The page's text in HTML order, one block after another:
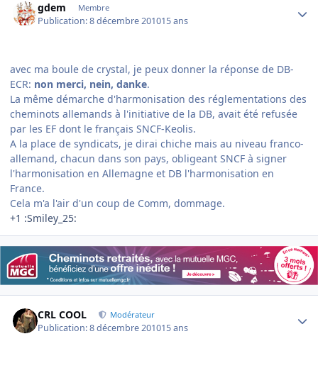
gdem Membre
Publication:8 décembre 201015 ans
avec ma boule de crystal, je peux donner la réponse de DB-
ECR: non merci, nein, danke.
La même démarche d'harmonisation des réglementations des
cheminots allemands à l'initiative de la DB, avait été refusée
par les EF dont le français SNCF-Keolis.
A la place de syndicats, je dirai chiche mais au niveau franco-
allemand, chacun dans son pays, obligeant SNCF à signer
l'harmonisation en Allemagne et DB l'harmonisation en
France.
Cela m'a l'air d'un coup de Comm, dommage.
+1 :Smiley_25:
CRL COOL Modérateur
Publication:8 décembre 201015 ans